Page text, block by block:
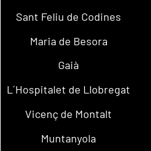
Sant Feliu de Codines
Maria de Besora
Gaià
L´Hospitalet de Llobregat
Vicenç de Montalt
Muntanyola